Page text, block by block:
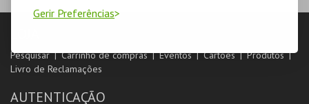
Gerir Preferências
Pesquisar Carrinho de compras Eventos Cartões
Produtos
Livro de Reclamações
AUTENTICAÇÃO